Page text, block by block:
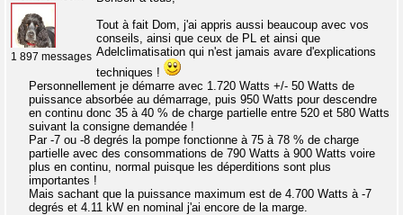
1 897 messages
Tout à fait Dom, j'ai appris aussi beaucoup avec vos
conseils, ainsi que ceux de PL et ainsi que
Adelclimatisation qui n'est jamais avare d'explications
techniques !
Personnellement je démarre avec 1.720 Watts +/- 50 Watts de
puissance absorbée au démarrage, puis 950 Watts pour descendre
en continu donc 35 à 40 % de charge partielle entre 520 et 580 Watts
suivant la consigne demandée !
Par -7 ou -8 degrés la pompe fonctionne à 75 à 78 % de charge
partielle avec des consommations de 790 Watts à 900 Watts voire
plus en continu, normal puisque les déperditions sont plus
importantes !
Mais sachant que la puissance maximum est de 4.700 Watts à -7
degrés et 4.11 kW en nominal j'ai encore de la marge.